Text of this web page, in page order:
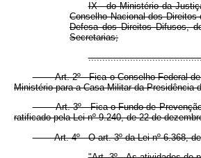
IX - do Ministério da
Conselho Nacional dos
Defesa dos Direitos Difusos,
Secretarias;
Art. 2º Fica o Conselho Federal de
Ministério para a Casa Militar da Presidência
Art. 3º Fica o Fundo de Prevenção,
ratificado pela Lei nº 9.240, de 22 de
Art. 4º O art. 3º da Lei nº 6.368, de